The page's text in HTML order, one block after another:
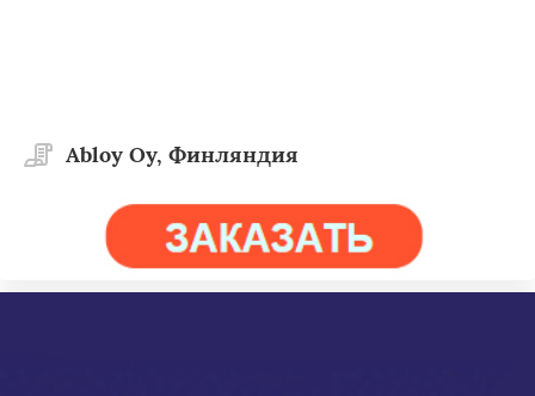
Abloy Oy, Финляндия